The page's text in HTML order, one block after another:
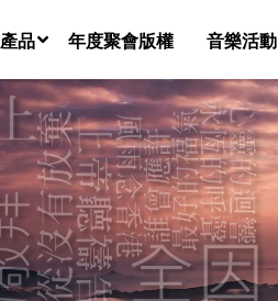
產品
音樂檔
樂譜
歌詞視頻
年度聚會版權 音樂活動